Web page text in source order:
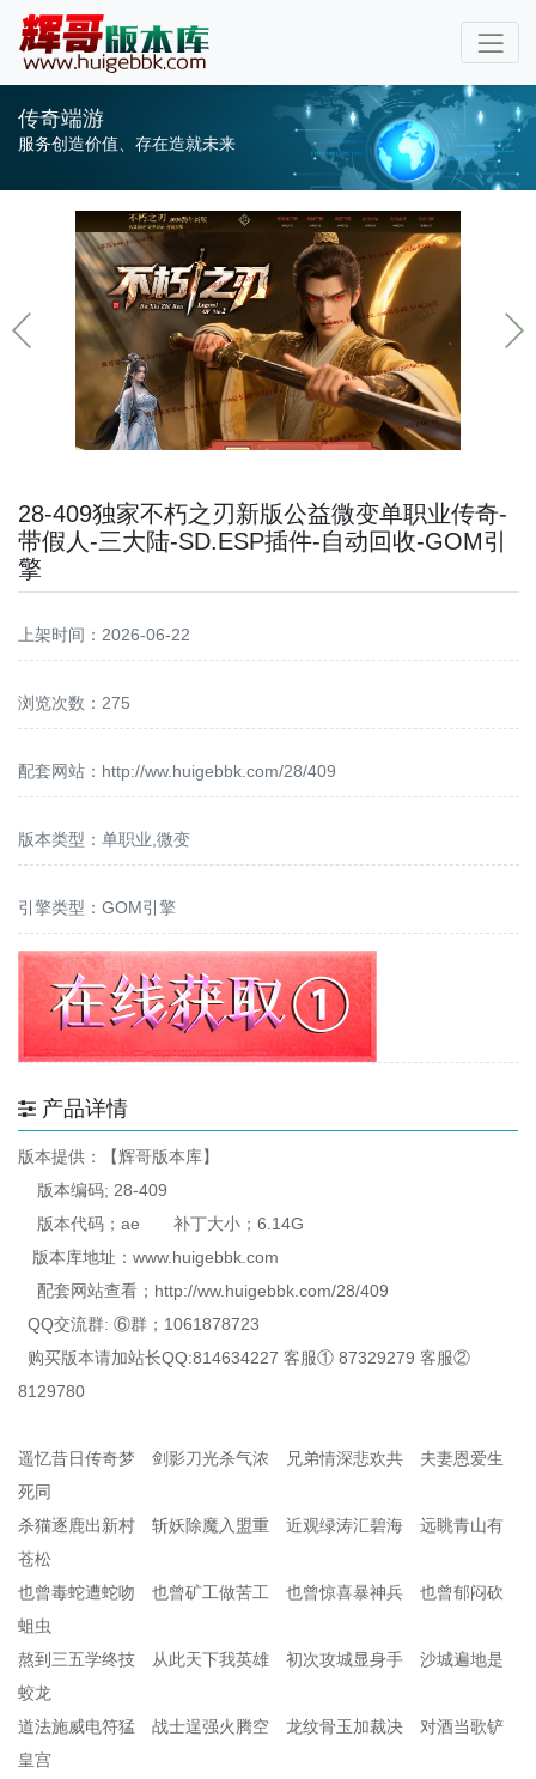
传奇端游
服务创造价值、存在造就未来
28-409独家不朽之刃新版公益微变单职业传奇-
带假人-三大陆-SD.ESP插件-自动回收-GOM引
擎
上架时间：2026-06-22
浏览次数：275
配套网站： http://ww.huigebbk.com/28/409
版本类型：单职业,微变
引擎类型：GOM引擎
产品详情
版本提供：【辉哥版本库】
版本编码; 28-409
版本代码；ae 补丁大小；6.14G
版本库地址：www.huigebbk.com
配套网站查看；http://ww.huigebbk.com/28/409
QQ交流群: ⑥群；1061878723
购买版本请加站长QQ:814634227 客服① 87329279 客服②
8129780
遥忆昔日传奇梦 剑影刀光杀气浓 兄弟情深悲欢共 夫妻恩爱生
死同
杀猫逐鹿出新村 斩妖除魔入盟重 近观绿涛汇碧海 远眺青山有
苍松
也曾毒蛇遭蛇吻 也曾矿工做苦工 也曾惊喜暴神兵 也曾郁闷砍
蛆虫
熬到三五学终技 从此天下我英雄 初次攻城显身手 沙城遍地是
蛟龙
道法施威电符猛 战士逞强火腾空 龙纹骨玉加裁决 对酒当歌铲
皇宫